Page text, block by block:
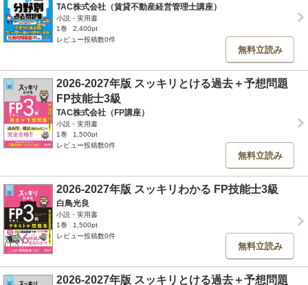
TAC株式会社（賃貸不動産経営管理士講座）
小説・実用書
1巻
2,400pt
レビュー投稿数0件
無料立読み
2026-2027年版 スッキリとける過去＋予想問題
FP技能士3級
TAC株式会社（FP講座）
小説・実用書
1巻
1,500pt
レビュー投稿数0件
無料立読み
2026-2027年版 スッキリわかる FP技能士3級
白鳥光良
小説・実用書
1巻
1,500pt
レビュー投稿数0件
無料立読み
2026-2027年版 スッキリとける過去＋予想問題